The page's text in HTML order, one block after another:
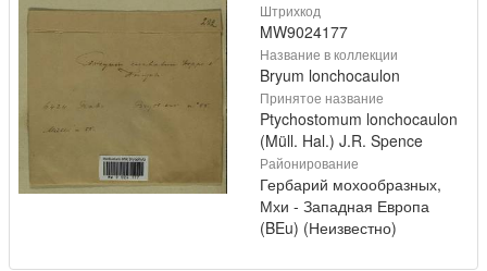
Штрихкод
MW9024177
Название в коллекции
Bryum lonchocaulon
Принятое название
Ptychostomum lonchocaulon
(Müll. Hal.) J.R. Spence
Районирование
Гербарий мохообразных,
Мхи - Западная Европа
(BEu) (Неизвестно)